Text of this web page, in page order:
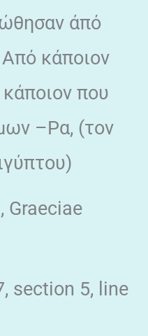
άπό
κάποιον
που
–Ρα, (τον
Graeciae
section 5, line